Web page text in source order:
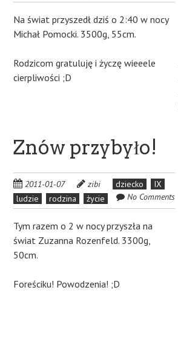
Na świat przyszedł dziś o 2:40 w nocy
Michał Pomocki. 3500g, 55cm.
Rodzicom gratuluję i życzę wieeele
cierpliwości ;D
Znów przybyło!
2011-01-07 zibi dziecko
IX
ludzie
rodzina życie No Comments
Tym razem o 2 w nocy przyszła na
świat Zuzanna Rozenfeld. 3300g,
50cm.
Foreściku! Powodzenia! ;D